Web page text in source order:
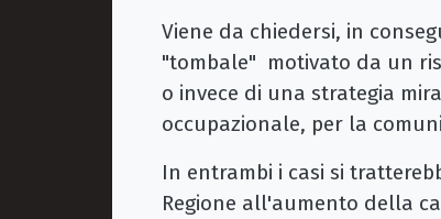
Viene da chiedersi, in
"tombale" motivato da un
o invece di una strategia
occupazionale, per la
In entrambi i casi si
Regione all'aumento della